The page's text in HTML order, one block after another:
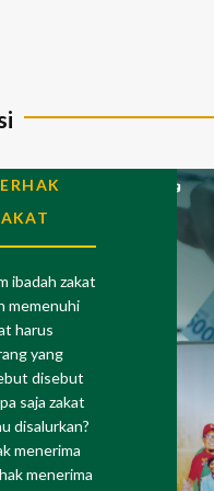
ibadah zakat
memenuhi
harus
yang
disebut
saja zakat
disalurkan?
menerima
menerima